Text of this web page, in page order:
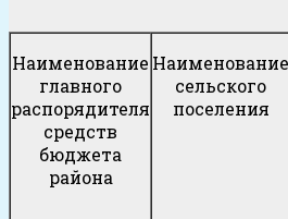
Наименование
главного
распорядителя
средств
бюджета
района
Наименование
сельского
поселения